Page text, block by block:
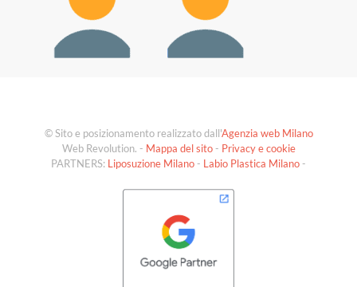
© Sito e posizionamento realizzato dall'Agenzia web Milano
Web Revolution. - Mappa del sito- Privacy e cookie
PARTNERS: Liposuzione Milano- Labio Plastica Milano-